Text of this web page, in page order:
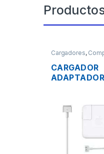
Cargadores,
CARGADOR
MAC APPLE
16.5V 3.65A
ORIGINAL +